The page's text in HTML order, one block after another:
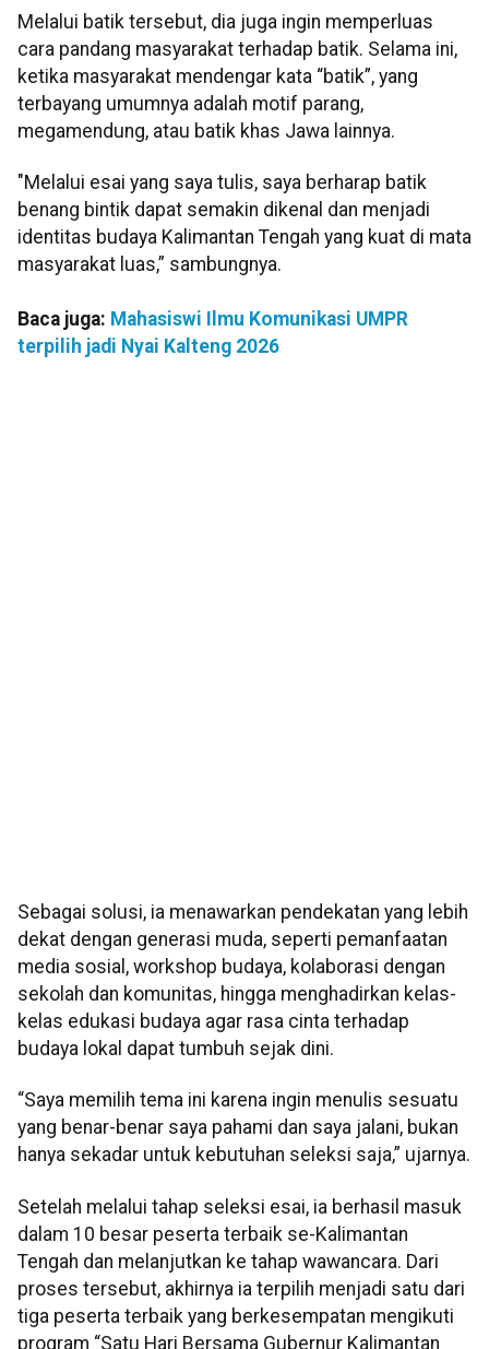
Melalui batik tersebut, dia juga ingin memperluas
cara pandang masyarakat terhadap batik. Selama ini,
ketika masyarakat mendengar kata “batik”, yang
terbayang umumnya adalah motif parang,
megamendung, atau batik khas Jawa lainnya.
"Melalui esai yang saya tulis, saya berharap batik
benang bintik dapat semakin dikenal dan menjadi
identitas budaya Kalimantan Tengah yang kuat di mata
masyarakat luas,” sambungnya.
Baca juga: Mahasiswi Ilmu Komunikasi UMPR
terpilih jadi Nyai Kalteng 2026
Sebagai solusi, ia menawarkan pendekatan yang lebih
dekat dengan generasi muda, seperti pemanfaatan
media sosial, workshop budaya, kolaborasi dengan
sekolah dan komunitas, hingga menghadirkan kelas-
kelas edukasi budaya agar rasa cinta terhadap
budaya lokal dapat tumbuh sejak dini.
“Saya memilih tema ini karena ingin menulis sesuatu
yang benar-benar saya pahami dan saya jalani, bukan
hanya sekadar untuk kebutuhan seleksi saja,” ujarnya.
Setelah melalui tahap seleksi esai, ia berhasil masuk
dalam 10 besar peserta terbaik se-Kalimantan
Tengah dan melanjutkan ke tahap wawancara. Dari
proses tersebut, akhirnya ia terpilih menjadi satu dari
tiga peserta terbaik yang berkesempatan mengikuti
program “Satu Hari Bersama Gubernur Kalimantan